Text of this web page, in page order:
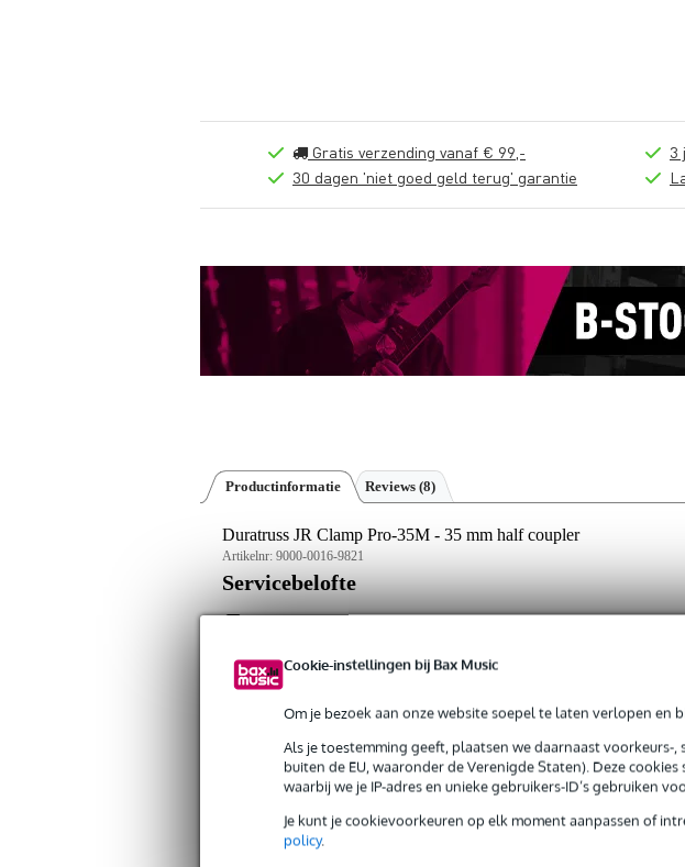
Cookie-instellingen bij Bax Music
Om je bezoek aan onze website soepel te laten verlopen en
Als je toestemming geeft, plaatsen we daarnaast voorkeurs-
buiten de EU, waaronder de Verenigde Staten). Deze
waarbij we je IP-adres en unieke gebruikers-ID’s gebruiken
Je kunt je cookievoorkeuren op elk moment aanpassen of
policy.
Gratis verzending vanaf € 99,-
30 dagen 'niet goed geld terug' garantie
3
Productinformatie Reviews (8)
Duratruss JR Clamp Pro-35M - 35 mm half coupler
Artikelnr: 9000-0016-9821
Servicebelofte
Op dit product krijg je 3 jaar Bax Music Garantie.
Deze JR. Clamp Pro-35M van Duratruss is belastbaar tot
handige, effectieve en veilige manier om uw lichteffecten te
raden om de half coupler te allen tijde te combineren met een
trussdelen met hoofdbuizen van 35 millimeter. De half
aluminium en voorzien van een montage-gat. Deze half
gereedschapskist.